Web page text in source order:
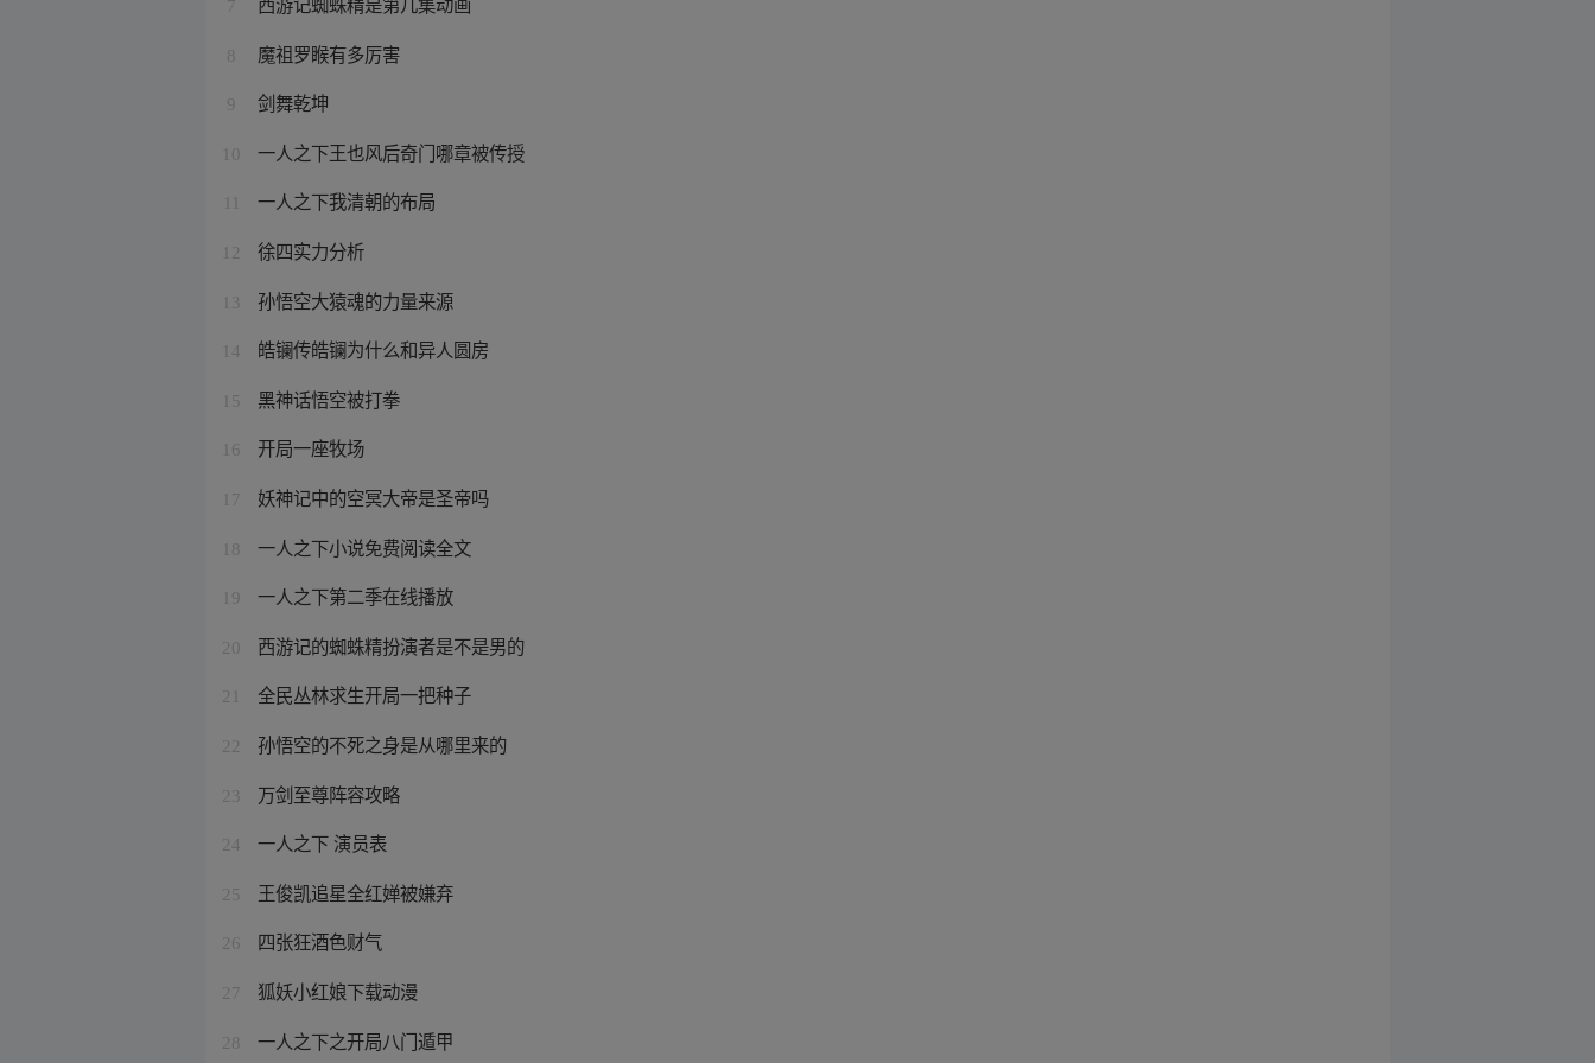
7
8 魔祖罗睺有多厉害
9 剑舞乾坤
10 一人之下王也风后奇门哪章被传授
一人之下我清朝的布局
12 徐四实力分析
13 孙悟空大猿魂的力量来源
14 皓镧传皓镧为什么和异人圆房
15 黑神话悟空被打拳
16 开局一座牧场
17 妖神记中的空冥大帝是圣帝吗
18 一人之下小说免费阅读全文
19 一人之下第二季在线播放
20 西游记的蜘蛛精扮演者是不是男的
21 全民丛林求生开局一把种子
22 孙悟空的不死之身是从哪里来的
23 万剑至尊阵容攻略
24 一人之下 演员表
25 王俊凯追星全红婵被嫌弃
26 四张狂酒色财气
27 狐妖小红娘下载动漫
28 一人之下之开局八门遁甲